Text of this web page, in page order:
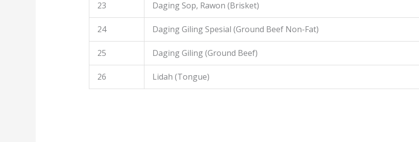
23 Daging Sop, Rawon (Brisket)
24 Daging Giling Spesial (Ground Beef Non-Fat)
25 Daging Giling (Ground Beef)
26 Lidah (Tongue)